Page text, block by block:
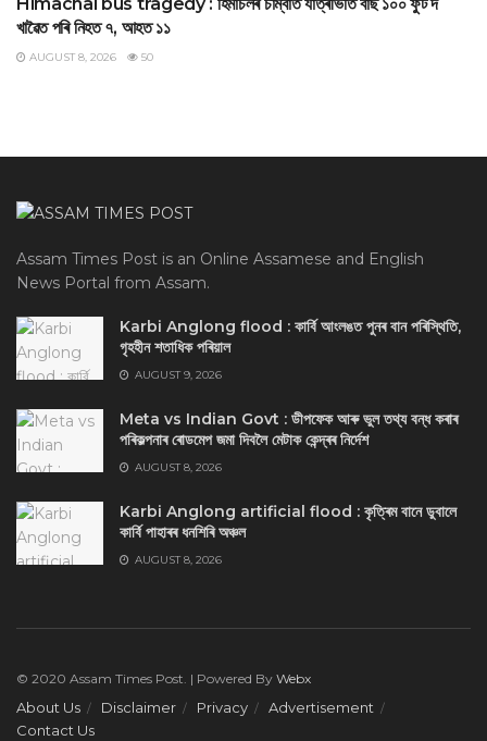
খাৱৈত পৰি নিহত ৭, আহত ১১
AUGUST 8, 2026 50
Assam Times Post is an Online Assamese and English
News Portal from Assam.
Karbi Anglong flood : কার্বি আংলঙত পুনৰ বান পৰিস্থিতি,
গৃহহীন শতাধিক পৰিয়াল
AUGUST 9, 2026
Meta vs Indian Govt : ডীপফেক আৰু ভুল তথ্য বন্ধ কৰাৰ
পৰিকল্পনাৰ ৰোডমেপ জমা দিবলৈ মেটাক কেন্দ্ৰৰ নিৰ্দেশ
AUGUST 8, 2026
Karbi Anglong artificial flood : কৃত্ৰিম বানে ডুবালে
কাৰ্বি পাহাৰৰ ধনশিৰি অঞ্চল
AUGUST 8, 2026
© 2020 Assam Times Post. | Powered By Webx
About Us Disclaimer Privacy
Advertisement
Contact Us